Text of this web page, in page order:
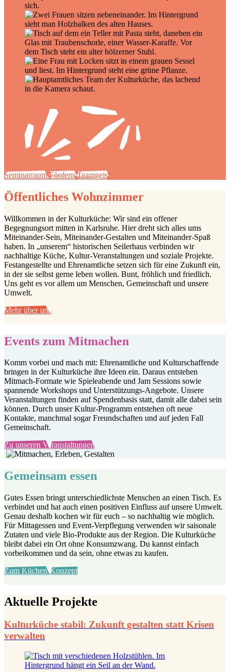
SeminarraumFördernTeamgeist
Öffentliches Wohnzimmer
Willkommen in der Kulturküche: Wir sind ein offener
Begegnungsort mitten in Karlsruhe. Hierdreht sich alles ums
Miteinander-Sein, Miteinander-Gestalten und Miteinander-Spaß
haben. In „unserem“ historischen Seilerhaus verbinden wir
nachhaltige Küche, Kultur-Veranstaltungen und soziale Projekte.
Festangestellte und Ehrenamtliche setzen sich für eine Zukunft ein,
in der sie selbst gerne leben wollen. Bunt, fröhlich und friedlich.
Uns geht es vor allem um Menschen, Gemeinschaft und unsere
Umwelt.
Mehr über uns
Events zum Mitmachen
Komm vorbei und mach mit: Ehrenamtliche und Kulturschaffende
bringen in der Kulturküche ihre Ideen ein. Daraus entstehen
Mitmach-Formate wie Spieleabende und Jam Sessions sowie
spannende Workshops und Unterstützungs-Angebote. Unsere
Veranstaltungen finden auf Spendenbasis statt, damit alle dabei sein
können. Durch unser Kultur-Programm entstehen oft neue
Kontakte, manchmal sogar Freundschaften und auf jeden Fall
Gemeinschaft.
Zu unseren Veranstaltungen
Gemeinsam essen
Gutes Essen bringt unterschiedlichste Menschen an einen Tisch. Es
verbindet und hat auch einen positiven Einfluss auf unsere Umwelt.
Genau deshalb kochen wir für euch – so nachhaltig wie möglich.
FürMittagessen und Event-Verpflegung verwenden wirsaisonale
Zutaten und viele Bio-Produkte aus der Region. Die Kulturküche
bleibt dabei ein Ort ohne Konsumzwang. Du kannst einfach
vorbeikommen und da sein, ohne etwas zu kaufen.
Zum Küchen-Konzept
Aktuelle Projekte
Kulturküche stabil: Zukunft gestalten statt Krisen
verwalten